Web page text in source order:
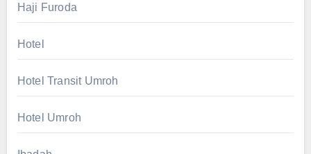
Haji Furoda
Hotel
Hotel Transit Umroh
Hotel Umroh